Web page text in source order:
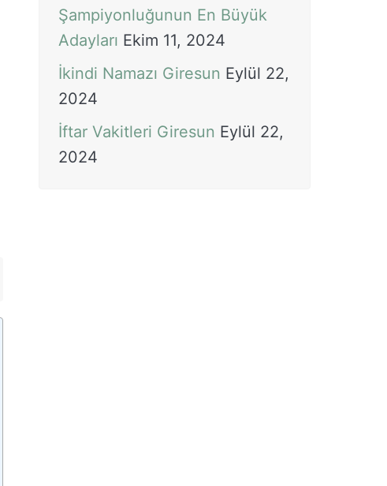
Şampiyonluğunun En Büyük
Adayları Ekim 11, 2024
İkindi Namazı Giresun Eylül 22,
2024
İftar Vakitleri Giresun Eylül 22,
2024